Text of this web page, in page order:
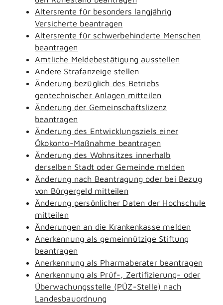
Altersrente für besonders langjährig
Versicherte beantragen
Altersrente für schwerbehinderte Menschen
beantragen
Amtliche Meldebestätigung ausstellen
Andere Strafanzeige stellen
Änderung bezüglich des Betriebs
gentechnischer Anlagen mitteilen
Änderung der Gemeinschaftslizenz
beantragen
Änderung des Entwicklungsziels einer
Ökokonto-Maßnahme beantragen
Änderung des Wohnsitzes innerhalb
derselben Stadt oder Gemeinde melden
Änderung nach Beantragung oder bei Bezug
von Bürgergeld mitteilen
Änderung persönlicher Daten der Hochschule
mitteilen
Änderungen an die Krankenkasse melden
Anerkennung als gemeinnützige Stiftung
beantragen
Anerkennung als Pharmaberater beantragen
Anerkennung als Prüf-, Zertifizierung- oder
Überwachungsstelle (PÜZ-Stelle) nach
Landesbauordnung